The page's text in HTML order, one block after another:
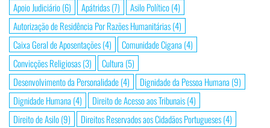
Apoio Judiciário(6) Apátridas(7) Asilo Político(4)
Autorização de Residência Por Razões Humanitárias(4)
Caixa Geral de Aposentações(4) Comunidade Cigana (4)
Convicções Religiosas(3) Cultura (5)
Desenvolvimento da Personalidade(4) Dignidade da Pessoa Humana (9)
Dignidade Humana (4) Direito de Acesso aos Tribunais(4)
Direito de Asilo(9) Direitos Reservados aos Cidadãos Portugueses(4)